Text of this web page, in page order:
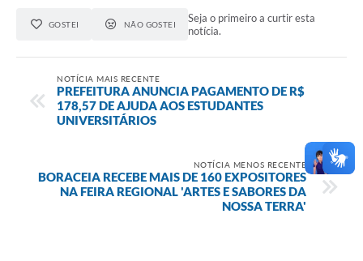
GOSTEI NÃO GOSTEI
Seja o primeiro a curtir esta
notícia.
NOTÍCIA MAIS RECENTE
PREFEITURA ANUNCIA PAGAMENTO DE R$
178,57 DE AJUDA AOS ESTUDANTES
UNIVERSITÁRIOS
NOTÍCIA MENOS RECENTE
BORACEIA RECEBE MAIS DE 160 EXPOSITORES
NA FEIRA REGIONAL 'ARTES E SABORES DA
NOSSA TERRA'